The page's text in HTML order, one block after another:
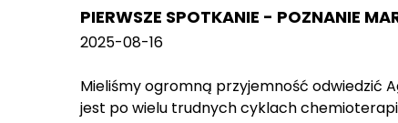
PIERWSZE SPOTKANIE - POZNANIE
2025-08-16
Mieliśmy ogromną przyjemność odwiedzić
jest po wielu trudnych cyklach